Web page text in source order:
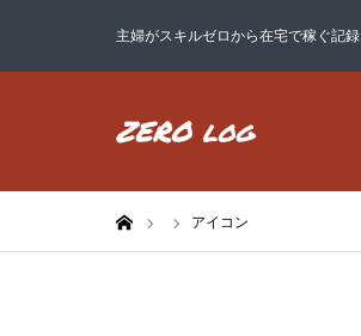
主婦がスキルゼロから在宅で稼ぐ記録
アイコン